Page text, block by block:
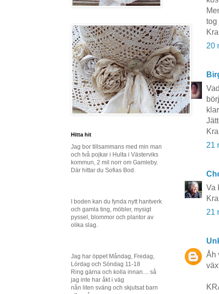
tog
20
21
Va
21
Åh
Hitta hit
Jag bor tillsammans med min man
och två pojkar i Hulta i Västerviks
kommun, 2 mil norr om Gamleby.
Där hittar du Sofias Bod.
I boden kan du fynda nytt hantverk
och gamla ting, möbler, mysigt
pyssel, blommor och plantor av
olika slag.
Jag har öppet Måndag, Fredag,
Lördag och Söndag 11-18
Ring gärna och kolla innan.... så
jag inte har åkt i väg
nån liten sväng och skjutsat barn